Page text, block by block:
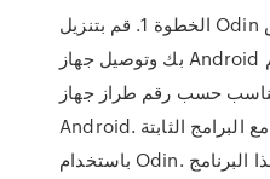
الخطوة 1. قم بتنزيل Odin على جهاز الكمبيوتر الخاص
بك وتوصيل جهاز Android الخاص بك. الخطوة 2. قم
مناسب حسب رقم طراز جهاز
Android. الخطوة 3. فلاش جهازك مع البرامج الثابتة
باستخدام Odin. الخطوة 1: قم بتنزيل هذا البرنامج